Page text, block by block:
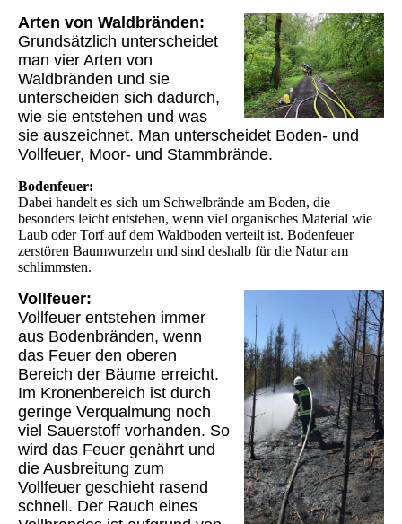
Arten von Waldbränden:
Grundsätzlich unterscheidet
man vier Arten von
Waldbränden und sie
unterscheiden sich dadurch,
wie sie entstehen und was
sie auszeichnet. Man unterscheidet Boden- und
Vollfeuer, Moor- und Stammbrände.
Bodenfeuer:
Dabei handelt es sich um Schwelbrände am Boden, die
besonders leicht entstehen, wenn viel organisches Material wie
Laub oder Torf auf dem Waldboden verteilt ist. Bodenfeuer
zerstören Baumwurzeln und sind deshalb für die Natur am
schlimmsten.
Vollfeuer:
Vollfeuer entstehen immer
aus Bodenbränden, wenn
das Feuer den oberen
Bereich der Bäume erreicht.
Im Kronenbereich ist durch
geringe Verqualmung noch
viel Sauerstoff vorhanden. So
wird das Feuer genährt und
die Ausbreitung zum
Vollfeuer geschieht rasend
schnell. Der Rauch eines